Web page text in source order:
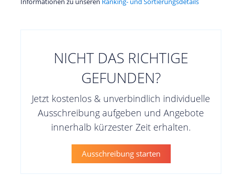
NICHT DAS RICHTIGE
GEFUNDEN?
Jetzt kostenlos & unverbindlich individuelle
Ausschreibung aufgeben und Angebote
innerhalb kürzester Zeit erhalten.
Ausschreibung starten